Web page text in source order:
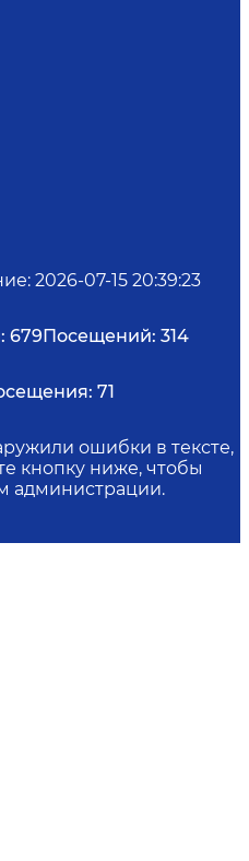
: 2026-07-15 20:39:23
679Посещений: 314
71
ошибки в тексте,
кнопку ниже, чтобы
администрации.